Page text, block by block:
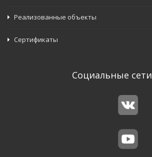
Реализованные объекты
Сертификаты
Социальные сети